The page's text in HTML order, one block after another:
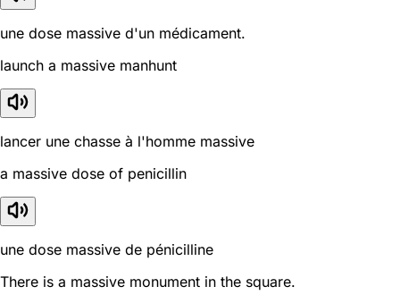
une dose massive d'un médicament.
launch a massive manhunt
lancer une chasse à l'homme massive
a massive dose of penicillin
une dose massive de pénicilline
There is a massive monument in the square.